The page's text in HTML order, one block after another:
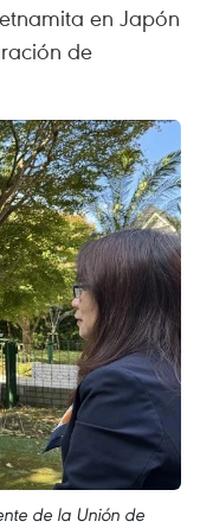
en Japón
de
de la Unión de